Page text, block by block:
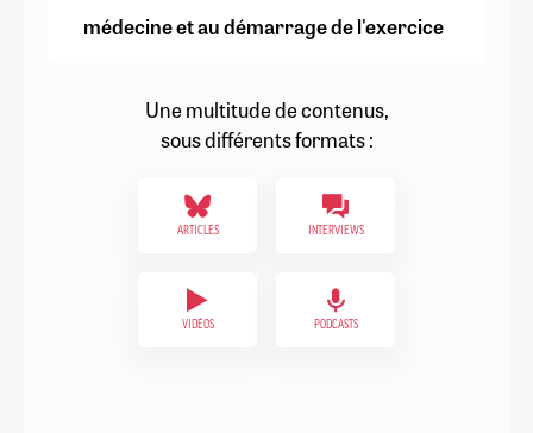
médecine et au démarrage de l'exercice
Une multitude de contenus,
sous différents formats :
ARTICLES INTERVIEWS
VIDÉOS PODCASTS